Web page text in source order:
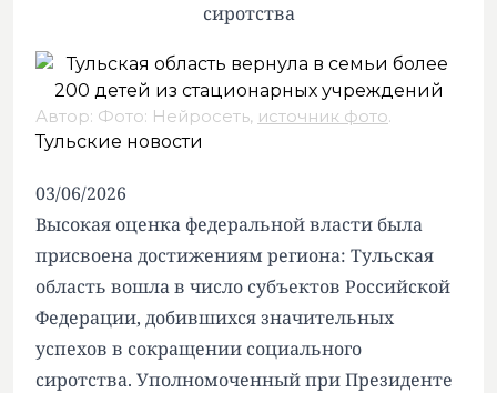
сиротства
Автор: Фото: Нейросеть, источник фото.
Тульские новости
03/06/2026
Высокая оценка федеральной власти была
присвоена достижениям региона: Тульская
область вошла в число субъектов Российской
Федерации, добившихся значительных
успехов в сокращении социального
сиротства. Уполномоченный при Президенте